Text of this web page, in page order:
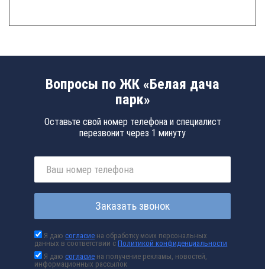
Вопросы по ЖК «Белая дача
парк»
Оставьте свой номер телефона и специалист
перезвонит через 1 минуту
Заказать звонок
Я даюсогласие на обработку моих персональных
данных в соответствии сПолитикой конфиденциальности
Я даюсогласие на получение рекламы, новостей,
информационных рассылок